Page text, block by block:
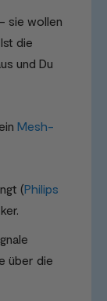
sie wollen
die
und Du
Mesh-
(Philips
über die